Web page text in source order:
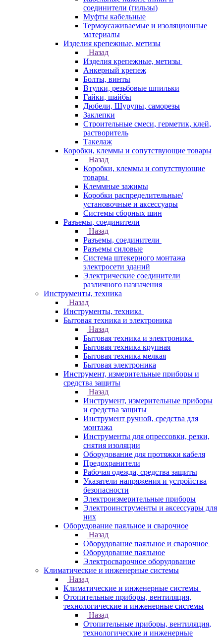
соединители (гильзы)
Муфты кабельные
Термоусаживаемые и изоляционные
материалы
Изделия крепежные, метизы
Назад
Изделия крепежные, метизы
Анкерный крепеж
Болты, винты
Втулки, резьбовые шпильки
Гайки, шайбы
Дюбели, Шурупы, саморезы
Заклепки
Строительные смеси, герметик, клей,
растворитель
Такелаж
Коробки, клеммы и сопутствующие товары
Назад
Коробки, клеммы и сопутствующие
товары
Клеммные зажимы
Коробки распределительные/
установочные и аксессуары
Системы сборных шин
Разъемы, соединители
Назад
Разъемы, соединители
Разъемы силовые
Система штекерного монтажа
электросети зданий
Электрические соединители
различного назначения
Инструменты, техника
Назад
Инструменты, техника
Бытовая техника и электроника
Назад
Бытовая техника и электроника
Бытовая техника крупная
Бытовая техника мелкая
Бытовая электроника
Инструмент, измерительные приборы и
средства защиты
Назад
Инструмент, измерительные приборы
и средства защиты
Инструмент ручной, средства для
монтажа
Инструменты для опрессовки, резки,
снятия изоляции
Оборудование для протяжки кабеля
Предохранители
Рабочая одежда, средства защиты
Указатели напряжения и устройства
безопасности
Электроизмерительные приборы
Электроинструменты и аксессуары для
них
Оборудование паяльное и сварочное
Назад
Оборудование паяльное и сварочное
Оборудование паяльное
Электросварочное оборудование
Климатические и инженерные системы
Назад
Климатические и инженерные системы
Отопительные приборы, вентиляция,
технологические и инженерные системы
Назад
Отопительные приборы, вентиляция,
технологические и инженерные